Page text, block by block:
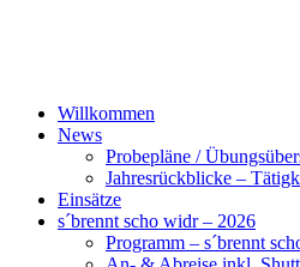
Willkommen
News
Probepläne /
Jahresrückblicke –
Einsätze
s´brennt scho widr – 2026
Programm – s´brennt